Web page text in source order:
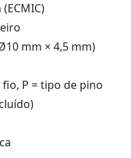
mm × 4,5 mm)
P = tipo de pino